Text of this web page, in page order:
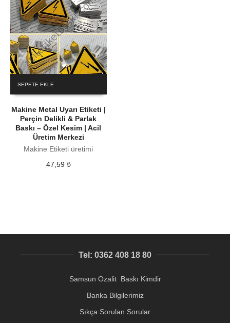
SEPETE EKLE
Makine Metal Uyarı Etiketi |
Perçin Delikli & Parlak
Baskı – Özel Kesim | Acil
Üretim Merkezi
Makine Etiketi üretimi
47,59 ₺
Tel: 0362 408 18 80
Samsun Ozalit Baskı Kimdir
Banka Bilgilerimiz
Sıkça Sorulan Sorular